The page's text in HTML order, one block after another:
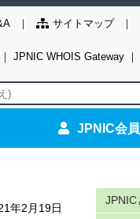
サイトマップ
｜ JPNIC WHOIS Gateway ｜
JPNIC会員
年2月19日
JPNIC